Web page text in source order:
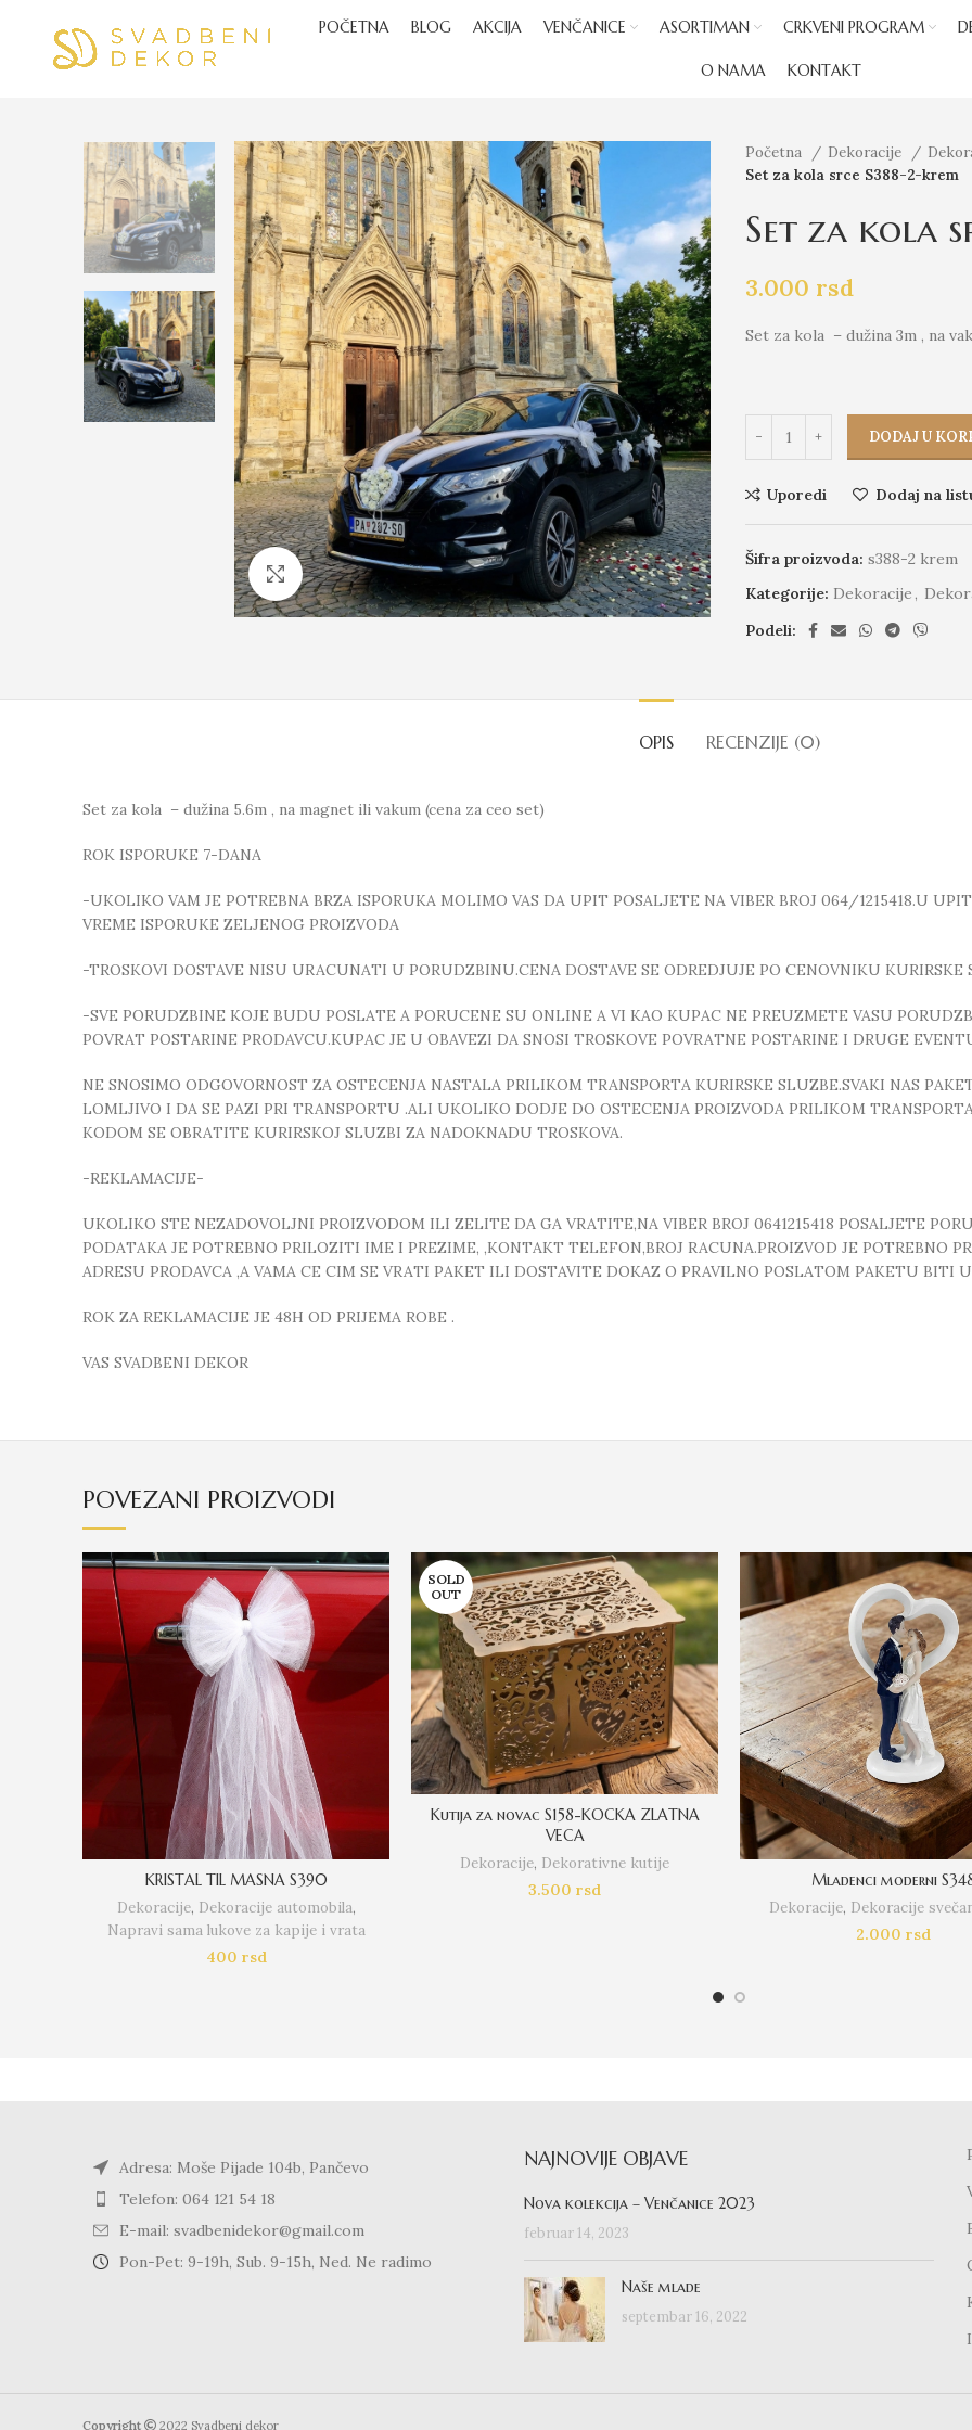
POČETNA BLOG AKCIJA VENČANICE ASORTIMAN CRKVENI PROGRAM
O NAMA KONTAKT
Click to enlarge
Početna Dekoracije
Set za kola srce S388-2-krem
Set za kola
3.000 rsd
Set za kola – dužina 3m , na
DODAJ U
Uporedi Dodaj na
Šifra proizvoda: s388-2 krem
Kategorije: Dekoracije,
Podeli:
OPIS RECENZIJE (0)
Set za kola – dužina 5.6m , na magnet ili vakum (cena za ceo set)
ROK ISPORUKE 7-DANA
-UKOLIKO VAM JE POTREBNA BRZA ISPORUKA MOLIMO VAS DA UPIT POSALJETE NA VIBER BROJ 064/1215418.U
VREME ISPORUKE ZELJENOG PROIZVODA
-TROSKOVI DOSTAVE NISU URACUNATI U PORUDZBINU.CENA DOSTAVE SE ODREDJUJE PO CENOVNIKU KURIRSKE
-SVE PORUDZBINE KOJE BUDU POSLATE A PORUCENE SU ONLINE A VI KAO KUPAC NE PREUZMETE VASU
POVRAT POSTARINE PRODAVCU.KUPAC JE U OBAVEZI DA SNOSI TROSKOVE POVRATNE POSTARINE I DRUGE
NE SNOSIMO ODGOVORNOST ZA OSTECENJA NASTALA PRILIKOM TRANSPORTA KURIRSKE SLUZBE.SVAKI NAS
LOMLJIVO I DA SE PAZI PRI TRANSPORTU .ALI UKOLIKO DODJE DO OSTECENJA PROIZVODA PRILIKOM
KODOM SE OBRATITE KURIRSKOJ SLUZBI ZA NADOKNADU TROSKOVA.
-REKLAMACIJE-
UKOLIKO STE NEZADOVOLJNI PROIZVODOM ILI ZELITE DA GA VRATITE,NA VIBER BROJ 0641215418 POSALJETE
PODATAKA JE POTREBNO PRILOZITI IME I PREZIME, ,KONTAKT TELEFON,BROJ RACUNA.PROIZVOD JE POTREBNO
ADRESU PRODAVCA ,A VAMA CE CIM SE VRATI PAKET ILI DOSTAVITE DOKAZ O PRAVILNO POSLATOM PAKETU BITI
ROK ZA REKLAMACIJE JE 48H OD PRIJEMA ROBE .
VAS SVADBENI DEKOR
POVEZANI PROIZVODI
KRISTAL TIL MASNA S390
Dekoracije, Dekoracije automobila,
Napravi sama lukove za kapije i vrata
400 rsd
SOLD
OUT
Kutija za novac S158-KOCKA ZLATNA
VECA
Dekoracije, Dekorativne kutije
3.500 rsd Mladenci moderni
Dekoracije, Dekoracije
2.000 rsd
Adresa: Moše Pijade 104b, Pančevo
Telefon: 064 121 54 18
E-mail: svadbenidekor@gmail.com
Pon-Pet: 9-19h, Sub. 9-15h, Ned. Ne radimo
NAJNOVIJE OBJAVE
Nova kolekcija – Venčanice 2023
februar 14, 2023
Naše mlade
septembar 16, 2022
Copyright 2022 Svadbeni dekor